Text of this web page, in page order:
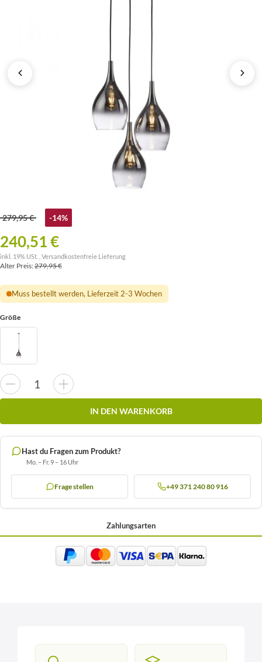
279,95 € -14%
240,51 €
inkl. 19% USt. , Versandkostenfreie Lieferung
Alter Preis:279,95 €
Muss bestellt werden, Lieferzeit 2-3 Wochen
Größe
IN DEN WARENKORB
Hast du Fragen zum Produkt?
Mo. – Fr. 9 – 16 Uhr
Frage stellen +49 371 240 80 916
Zahlungsarten